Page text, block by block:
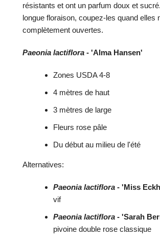
résistants et ont un parfum doux et
longue floraison, coupez-les quand elles
complètement ouvertes.
Paeonia lactiflora - 'Alma Hansen'
Zones USDA 4-8
4 mètres de haut
3 mètres de large
Fleurs rose pâle
Du début au milieu de l'été
Alternatives:
Paeonia lactiflora - 'Miss
vif
Paeonia lactiflora - 'Sarah
pivoine double rose classique